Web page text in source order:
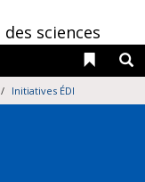
sciences
Liens
Initiatives ÉDI